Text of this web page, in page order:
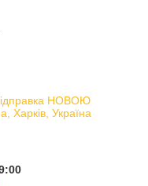
НОВОЮ
Україна